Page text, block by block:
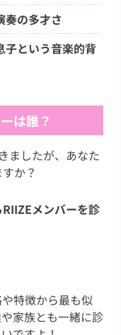
奏の多才さ
子という音楽的背
は誰？
ましたが、あなた
か？
メンバーを診
特徴から最も似
家族とも一緒に診